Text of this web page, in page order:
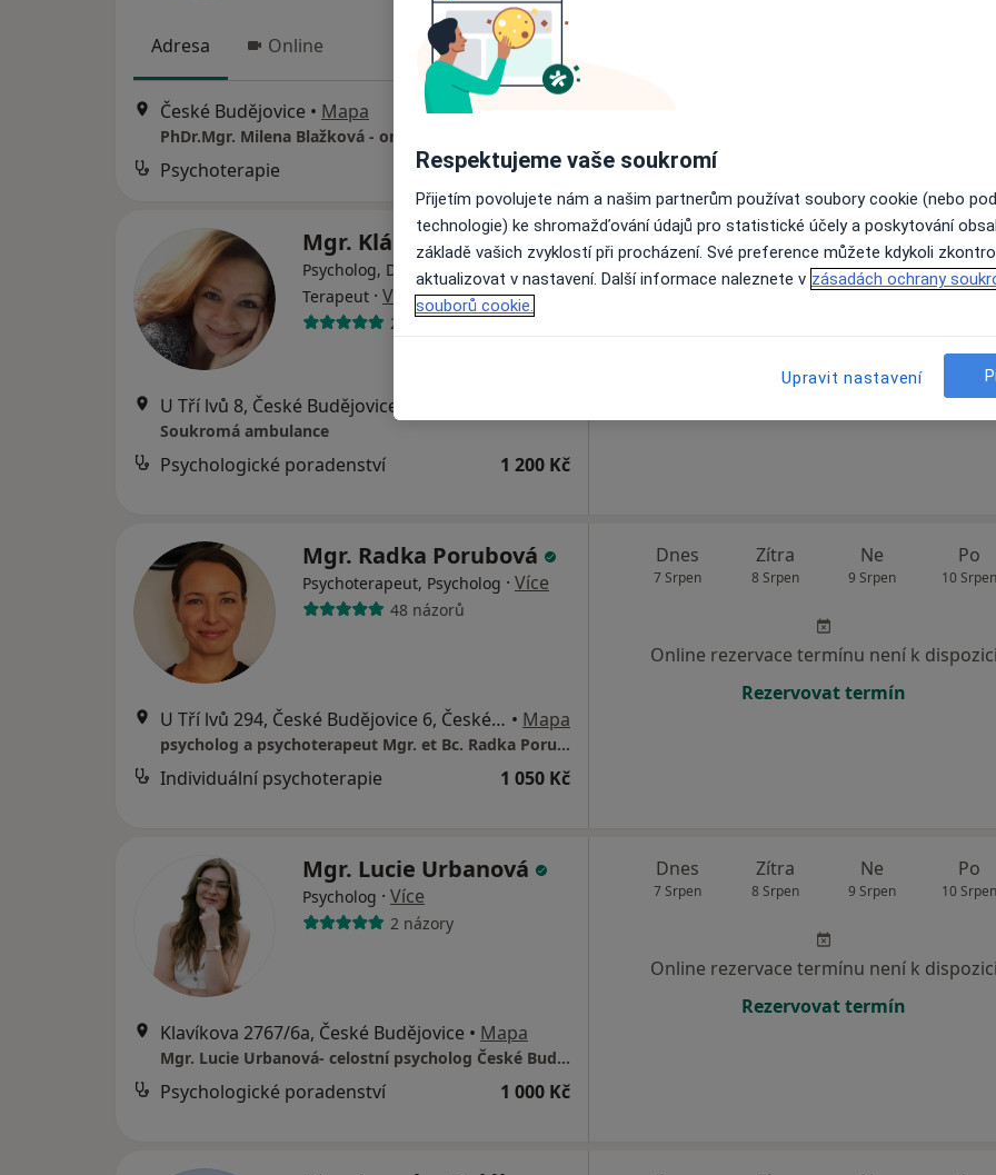
Adresa Online
České Budějovice • Mapa
PhDr.Mgr. Milena Blažková - online
Psychoterapie 1 500 Kč
Mgr. Klára Dvořáková
Psycholog, Dětský psycholog,
Terapeut · Více
2 názory
U Tří lvů 8, České Budějovice
Soukromá ambulance
Psychologické poradenství 1 200 Kč
Dnes
7 Srpen
Zítra
8 Srpen
Ne
9 Srpen
Po
10
Zobrazit telefonní číslo
Mgr. Radka Porubová
Psychoterapeut, Psycholog · Více
48 názorů
U Tří lvů 294, České Budějovice 6, České Budějovice • Mapa
psycholog a psychoterapeut Mgr. et Bc. Radka Porubová
Individuální psychoterapie 1 050 Kč
Dnes
7 Srpen
Zítra
8 Srpen
Ne
9 Srpen
Po
10 Srpen
Online rezervace termínu není k dispozici
Rezervovat termín
Mgr. Lucie Urbanová
Psycholog · Více
2 názory
Klavíkova 2767/6a, České Budějovice • Mapa
Mgr. Lucie Urbanová- celostní psycholog České Budějovice
Psychologické poradenství 1 000 Kč
Dnes
7 Srpen
Zítra
8 Srpen
Ne
9 Srpen
Po
10 Srpen
Online rezervace termínu není k dispozici
Rezervovat termín
Respektujeme vaše soukromí
Přijetím povolujete nám a našim partnerům používat soubory cookie (nebo
technologie) ke shromažďování údajů pro statistické účely a poskytování
základě vašich zvyklostí při procházení. Své preference můžete kdykoli
aktualizovat v nastavení. Další informace naleznete v zásadách ochrany
souborů cookie.
Upravit nastavení